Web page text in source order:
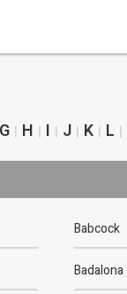
G H I J K L
Babcock
Badalona